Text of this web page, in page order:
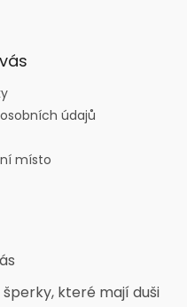
údajů
místo
které mají duši